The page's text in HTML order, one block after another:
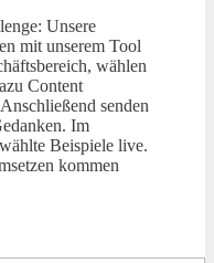
Unsere
mit unserem Tool
wählen
Content
senden
Im
Beispiele live.
kommen